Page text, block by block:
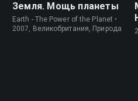
Земля. Мощь планеты
Earth - The Power of the Planet •
2007, Великобритания, Природа